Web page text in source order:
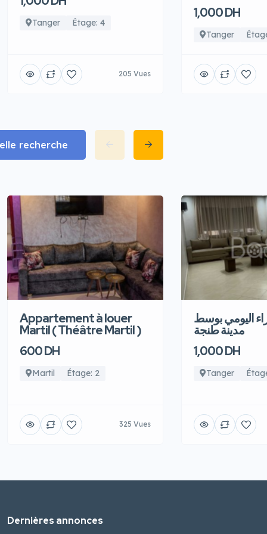
Tanger Étage: 4
205 Vues
1,000 DH
Tanger
recherche
Appartement à louer
Martil ( Théâtre Martil )
600 DH
Martil Étage: 2
325 Vues
اليومي بوسط
مدينة طنجة
1,000 DH
Tanger
Dernières annonces